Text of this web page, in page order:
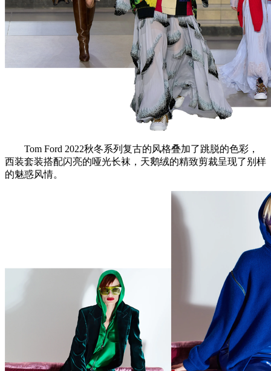
Tom Ford 2022秋冬系列复古的风格叠加了跳脱的色彩，
西装套装搭配闪亮的哑光长袜，天鹅绒的精致剪裁呈现了别样
的魅惑风情。